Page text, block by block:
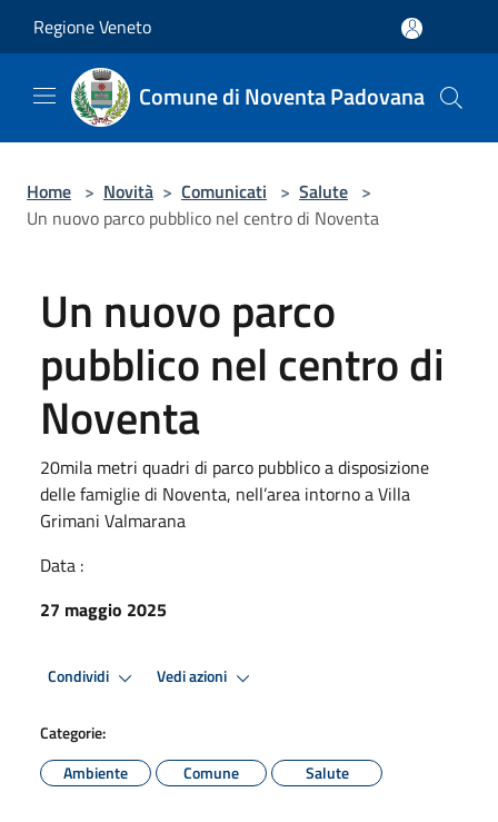
Regione Veneto
Comune di Noventa Padovana
Home > Novità > Comunicati > Salute >
Un nuovo parco pubblico nel centro di Noventa
Un nuovo parco
pubblico nel centro di
Noventa
20mila metri quadri di parco pubblico a disposizione
delle famiglie di Noventa, nell’area intorno a Villa
Grimani Valmarana
Data :
27 maggio 2025
Condividi Vedi azioni
Categorie:
Ambiente
Comune Salute